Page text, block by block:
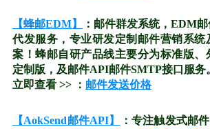
【蜂邮EDM】
：邮件群发系统，EDM
代发服务，专业研发定制邮件营销系统
案！蜂邮自研产品线主要分为标准版、
定制版，及邮件API邮件SMTP接口服务
立即查看 >> ： 邮件发送价格
【AokSend邮件API】 ：专注触发式邮